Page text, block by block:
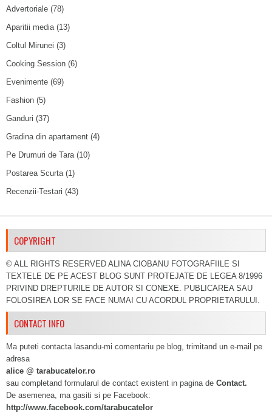
Advertoriale (78)
Aparitii media(13)
Coltul Mirunei (3)
Cooking Session (6)
Evenimente (69)
Fashion (5)
Ganduri (37)
Gradina din apartament (4)
Pe Drumuri de Tara(10)
Postarea Scurta(1)
Recenzii-Testari (43)
COPYRIGHT
© ALL RIGHTS RESERVED ALINA CIOBANU FOTOGRAFIILE SI
TEXTELE DE PE ACEST BLOG SUNT PROTEJATE DE LEGEA 8/1996
PRIVIND DREPTURILE DE AUTOR SI CONEXE. PUBLICAREA SAU
FOLOSIREA LOR SE FACE NUMAI CU ACORDUL PROPRIETARULUI.
CONTACT INFO
Ma puteti contacta lasandu-mi comentariu pe blog, trimitand un e-mail pe
adresa
alice @ tarabucatelor.ro
sau completand formularul de contact existent in pagina de Contact.
De asemenea, ma gasiti si pe Facebook:
http://www.facebook.com/tarabucatelor